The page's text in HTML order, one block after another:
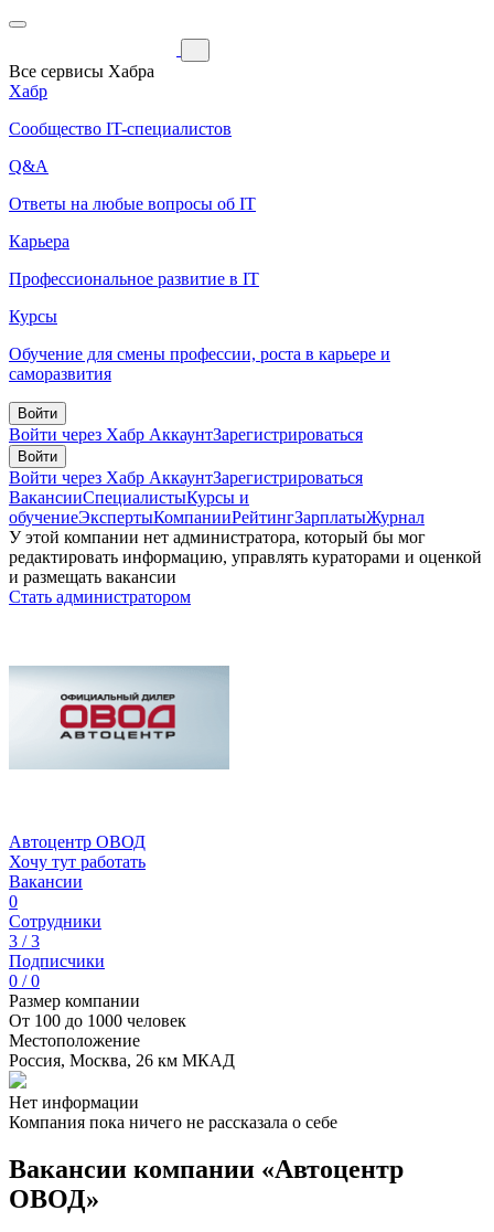
Все сервисы Хабра
Хабр
Сообщество IT-специалистов
Q&A
Ответы на любые вопросы об IT
Карьера
Профессиональное развитие в IT
Курсы
Обучение для смены профессии, роста в карьере и
саморазвития
Войти
Войти через Хабр АккаунтЗарегистрироваться
Войти
Войти через Хабр АккаунтЗарегистрироваться
ВакансииСпециалистыКурсы и
обучениеЭкспертыКомпанииРейтингЗарплатыЖурнал
У этой компании нет администратора, который бы мог
редактировать информацию, управлять кураторами и оценкой
и размещать вакансии
Стать администратором
Автоцентр ОВОД
Хочу тут работать
Вакансии
0
Сотрудники
3 / 3
Подписчики
0 / 0
Размер компании
От 100 до 1000 человек
Местоположение
Россия, Москва, 26 км МКАД
Нет информации
Компания пока ничего не рассказала о себе
Вакансии компании «Автоцентр
ОВОД»